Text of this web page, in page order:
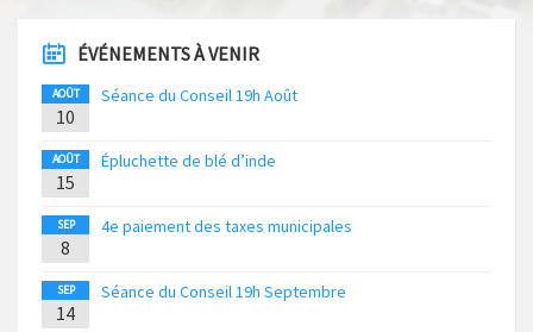
ÉVÉNEMENTS À VENIR
AOÛT
10
Séance du Conseil 19h Août
AOÛT
15
Épluchette de blé d’inde
SEP
8
4e paiement des taxes municipales
SEP
14
Séance du Conseil 19h Septembre